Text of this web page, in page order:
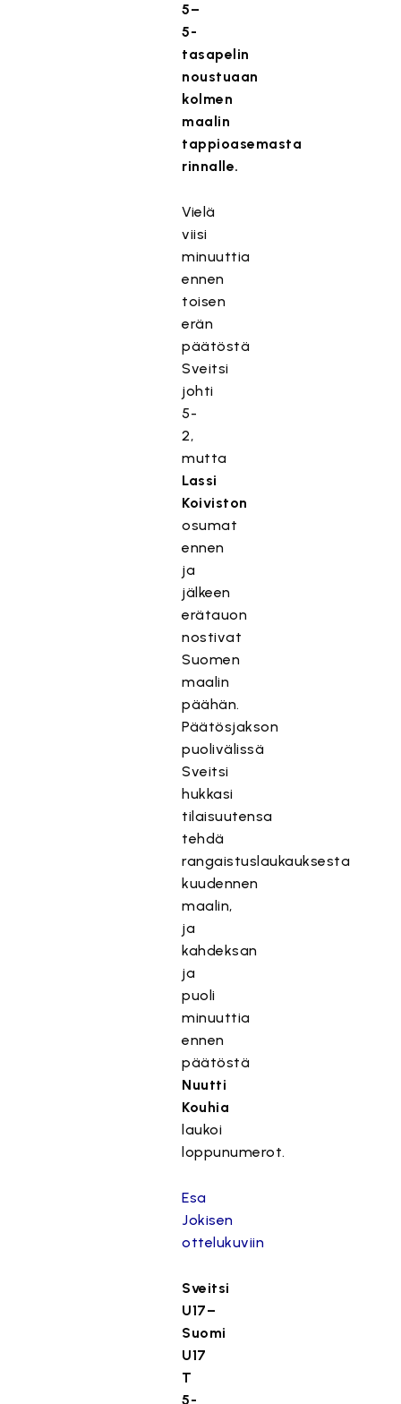
5–
5-
tasapelin
noustuaan
kolmen
maalin
tappioasemasta
rinnalle.
Vielä
viisi
minuuttia
ennen
toisen
erän
päätöstä
Sveitsi
johti
5-
2,
mutta
Lassi
Koiviston
osumat
ennen
ja
jälkeen
erätauon
nostivat
Suomen
maalin
päähän.
Päätösjakson
puolivälissä
Sveitsi
hukkasi
tilaisuutensa
tehdä
rangaistuslaukauksesta
kuudennen
maalin,
ja
kahdeksan
ja
puoli
minuuttia
ennen
päätöstä
Nuutti
Kouhia
laukoi
loppunumerot.
Esa
Jokisen
ottelukuviin
Sveitsi
U17–
Suomi
U17
T
5-